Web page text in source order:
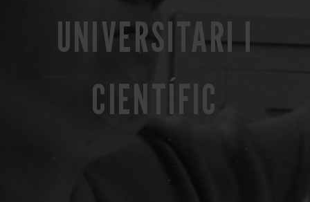
UNIVERSITARI I
CIENTÍFIC